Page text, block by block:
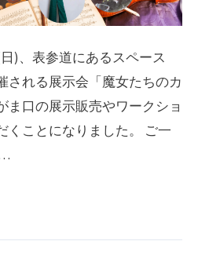
)、表参道にあるスペース
される展示会「魔女たちのカ
ま口の展示販売やワークショ
くことになりました。 ご一